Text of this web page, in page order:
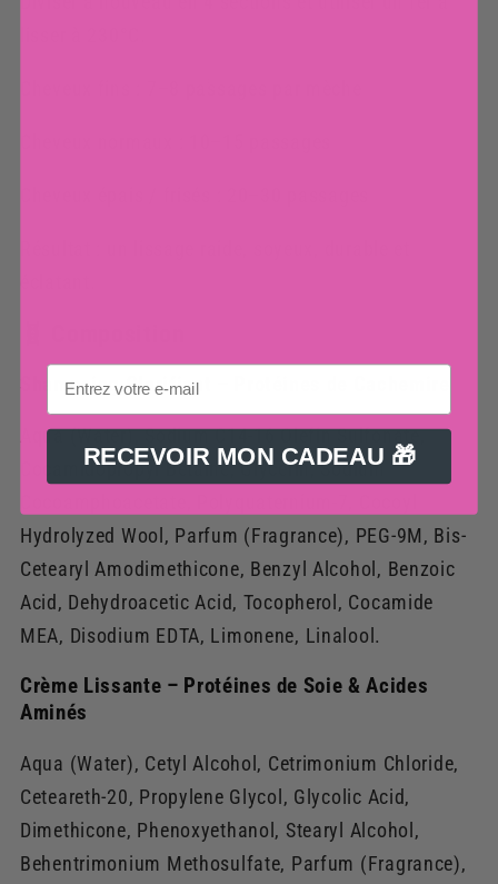
Shampoing Clarifiant – Protéines de Cachemire
Aqua (Water), Sodium C14-16 Olefin Sulfonate,
Cocamidopropyl Betaine, Glycerin, Sodium
Hydrolyzed Wool, Parfum (Fragrance), PEG-9M, Bis-
Cetearyl Amodimethicone, Benzyl Alcohol, Benzoic
Acid, Dehydroacetic Acid, Tocopherol, Cocamide
MEA, Disodium EDTA, Limonene, Linalool.
Crème Lissante – Protéines de Soie & Acides
Aminés
Aqua (Water), Cetyl Alcohol, Cetrimonium Chloride,
Ceteareth-20, Propylene Glycol, Glycolic Acid,
Dimethicone, Phenoxyethanol, Stearyl Alcohol,
Behentrimonium Methosulfate, Parfum (Fragrance),
RECEVOIR MON CADEAU 🎁